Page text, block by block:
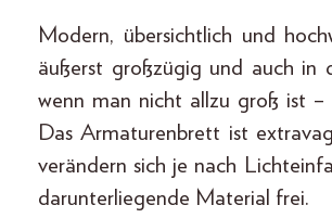
Modern, übersichtlich und
äußerst großzügig und auch in
wenn man nicht allzu groß ist
Das Armaturenbrett ist
verändern sich je nach
darunterliegende Material frei.